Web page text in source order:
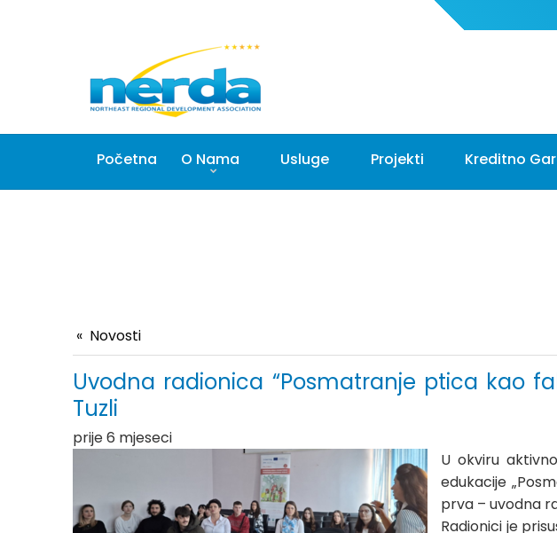
Početna O Nama Usluge Projekti Kreditno
Novosti
Uvodna radionica “Posmatranje ptica kao
Tuzli
prije 6 mjeseci
U okviru
edukacije
prva – uvodna
Radionici je